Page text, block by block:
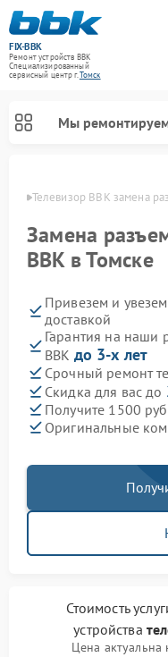
FIX-BBK
Ремонт устройств BBK
Специализированный
cервисный центр г.Томск
Мы
Телевизор BBK замена
Замена
BBK в Томске
Привезем и
доставкой
Гарантия на наши
BBK до 3-х лет
Срочный ремонт
Скидка для вас до
Получите 1500
Оригинальные
Стоимость
устройства
Цена